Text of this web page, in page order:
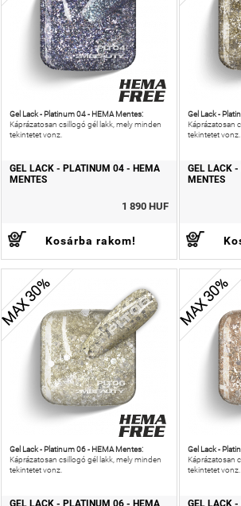
Gel Lack - Platinum 04 - HEMA Mentes:
Káprázatosan csillogó gél lakk, mely minden
tekintetet vonz.
GEL LACK - PLATINUM 04 - HEMA
MENTES
1 890 HUF
Kosárba rakom!
Gel Lack -
Káprázatosan
tekintetet vonz.
GEL LACK
MENTES
30%
Gel Lack - Platinum 06 - HEMA Mentes:
Káprázatosan csillogó gél lakk, mely minden
tekintetet vonz.
MAX 30%
Gel Lack -
Káprázatosan
tekintetet vonz.